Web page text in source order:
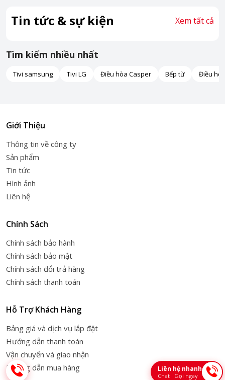
Tin tức & sự kiện Xem tất cả
Tìm kiếm nhiều nhất
Tivi samsung Tivi LG Điều hòa Casper Bếp từ Điều
Giới Thiệu
Thông tin về công ty
Sản phẩm
Tin tức
Hình ảnh
Liên hệ
Chính Sách
Chính sách bảo hành
Chính sách bảo mật
Chính sách đổi trả hàng
Chính sách thanh toán
Hỗ Trợ Khách Hàng
Bảng giá và dịch vụ lắp đặt
Hướng dẫn thanh toán
Vận chuyển và giao nhận
Hướng dẫn mua hàng
Liên hệ nhanh
Chat · Gọi ngay